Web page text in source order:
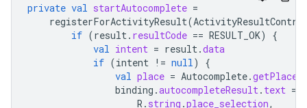
private val startAutocomplete =
registerForActivityResult(
if (result . resultCode == RESULT_OK)
{
val intent = result .data
if (intent != null )
{
val place = Autocomplete.
binding .autocompleteResult . text =
R . string .place_selection,